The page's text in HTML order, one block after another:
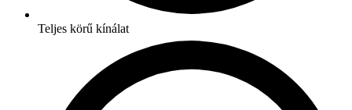
Teljes körű kínálat